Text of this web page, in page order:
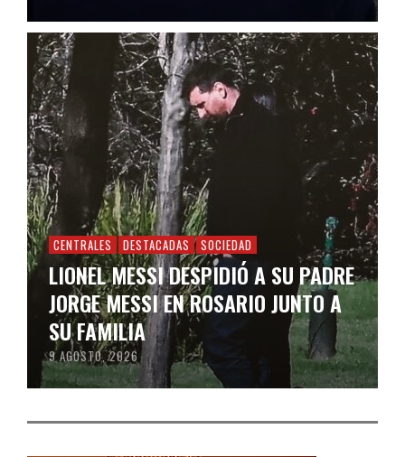
CENTRALES DESTACADAS SOCIEDAD
LIONEL MESSI DESPIDIÓ A SU PADRE
JORGE MESSI EN ROSARIO JUNTO A
SU FAMILIA
9 AGOSTO, 2026